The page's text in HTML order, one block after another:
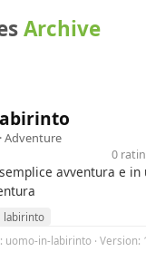
Archive
Adventure
0
avventura e
labirinto
uomo-in-labirinto · Version: 1